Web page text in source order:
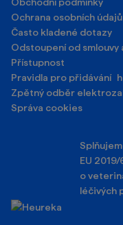
Obchodní podmínky
Ochrana osobních údajů
Často kladené dotazy
Odstoupení od smlouvy
Přístupnost
Pravidla pro přidávání
Zpětný odběr
Správa cookies
EU 2019/
o
léčivých